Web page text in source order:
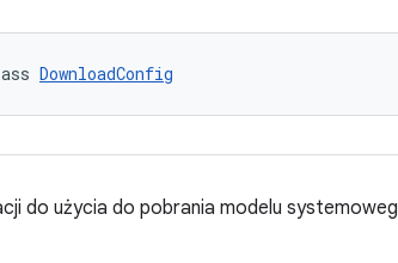
DownloadConfig
do użycia do pobrania modelu